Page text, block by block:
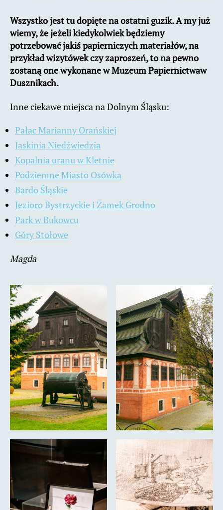
Wszystko jest tu dopięte na ostatni guzik. A my już
wiemy, że jeżeli kiedykolwiek będziemy
potrzebować jakiś papierniczych materiałów, na
przykład wizytówek czy zaproszeń, to na pewno
zostaną one wykonane w Muzeum Papiernictwaw
Dusznikach.
Inne ciekawe miejsca na Dolnym Śląsku:
Pałac Marianny Orańskiej
Jaskinia Niedźwiedzia
Kopalnia uranu w Kletnie
Podziemne Miasto Osówka
Bardo Śląskie
Jezioro Bystrzyckie i Zamek Grodno
Park w Bukowcu
Góry Stołowe
Magda